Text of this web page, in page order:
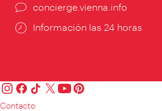
concierge.vienna.info
Información las 24 horas
Contacto